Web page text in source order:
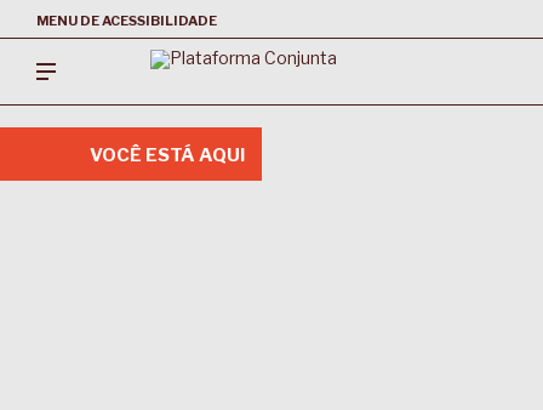
MENU DE ACESSIBILIDADE
VOCÊ ESTÁ AQUI